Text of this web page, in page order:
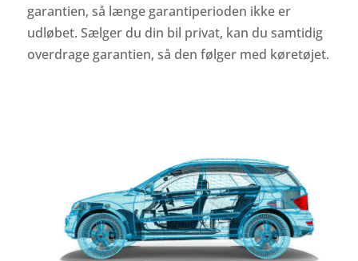
garantien, så længe garantiperioden ikke er
udløbet. Sælger du din bil privat, kan du samtidig
overdrage garantien, så den følger med køretøjet.